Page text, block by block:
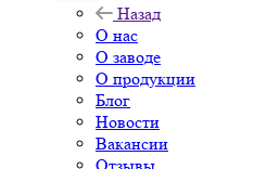
Назад
О нас
О заводе
О продукции
Блог
Новости
Вакансии